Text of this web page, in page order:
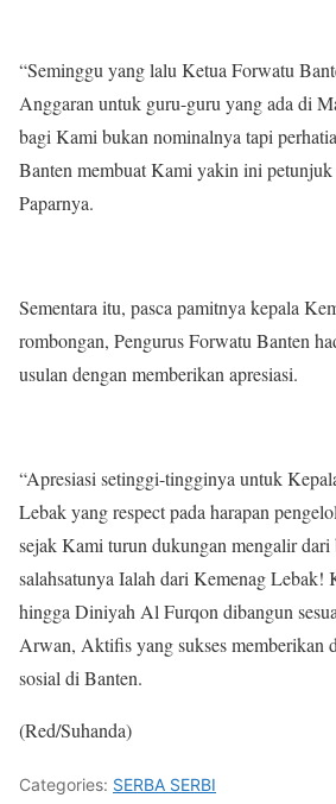
“Seminggu yang lalu Ketua Forwatu
Anggaran untuk guru-guru yang ada di
bagi Kami bukan nominalnya tapi
Banten membuat Kami yakin ini
Paparnya.
Sementara itu, pasca pamitnya kepala
rombongan, Pengurus Forwatu Banten
usulan dengan memberikan apresiasi.
“Apresiasi setinggi-tingginya untuk
Lebak yang respect pada harapan
sejak Kami turun dukungan mengalir dari
salahsatunya Ialah dari Kemenag Lebak!
hingga Diniyah Al Furqon dibangun
Arwan, Aktifis yang sukses memberikan
sosial di Banten.
(Red/Suhanda)
Categories: SERBA SERBI